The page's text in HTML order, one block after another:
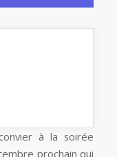
à la soirée
prochain qui